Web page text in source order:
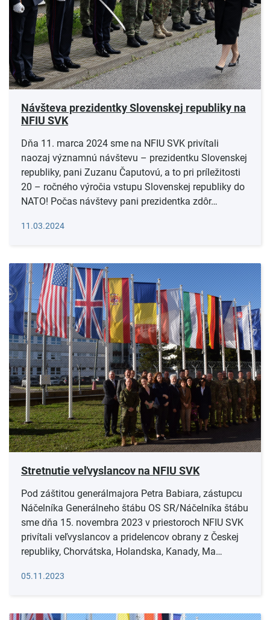
Návšteva prezidentky Slovenskej republiky na
NFIU SVK
Dňa 11. marca 2024 sme na NFIU SVK privítali
naozaj významnú návštevu – prezidentku Slovenskej
republiky, pani Zuzanu Čaputovú, a to pri príležitosti
20 – ročného výročia vstupu Slovenskej republiky do
NATO! Počas návštevy pani prezidentka zdôr…
11.03.2024Čítať viac
Stretnutie veľvyslancov na NFIU SVK
Pod záštitou generálmajora Petra Babiara, zástupcu
Náčelníka Generálneho štábu OS SR/Náčelníka štábu
sme dňa 15. novembra 2023 v priestoroch NFIU SVK
privítali veľvyslancov a pridelencov obrany z Českej
republiky, Chorvátska, Holandska, Kanady, Ma…
05.11.2023